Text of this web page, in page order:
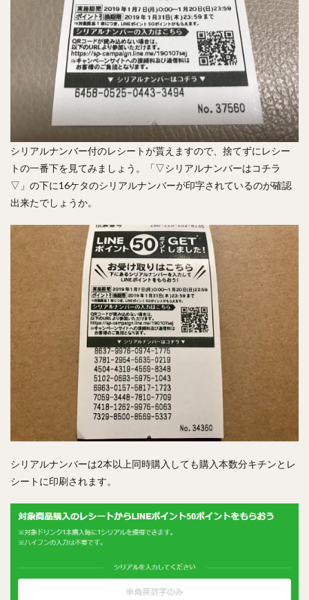
シリアルナンバー付のレシートが貰えますので、捨てずにレシー
トの一番下を見てみましょう。「▽シリアルナンバーはコチラ
▽」の下に16ケタのシリアルナンバーが印字されているのが確認
出来たでしょうか。
シリアルナンバーは2本以上同時購入しても購入本数分キチンとレ
シートに印刷されます。